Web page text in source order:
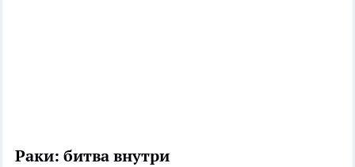
Раки: битва внутри